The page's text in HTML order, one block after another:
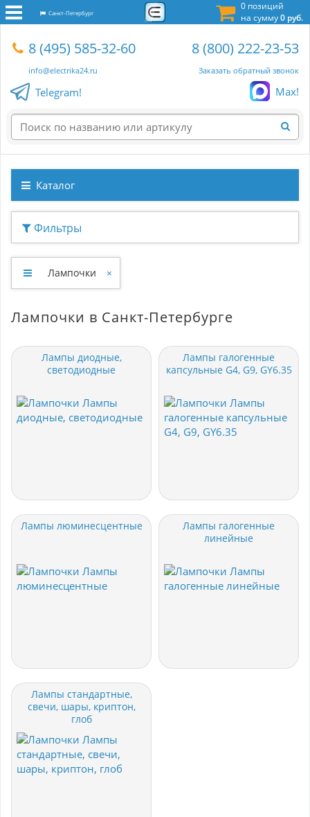
0 позиций
на сумму0 руб.
Санкт-Петербург
8 (495) 585-32-60
info@electrika24.ru
8 (800) 222-23-53
Заказать обратный звонок
Telegram! Max!
Каталог
Фильтры
Лампочки ×
Лампочки в Санкт-Петербурге
Лампы диодные,
светодиодные
Лампы галогенные
капсульные G4, G9, GY6.35
Лампы люминесцентные
Лампы галогенные
линейные
Лампы стандартные,
свечи, шары, криптон,
глоб